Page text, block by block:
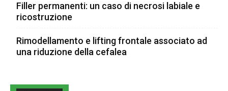
Filler permanenti: un caso di necrosi labiale e
ricostruzione
Rimodellamento e lifting frontale associato ad
una riduzione della cefalea